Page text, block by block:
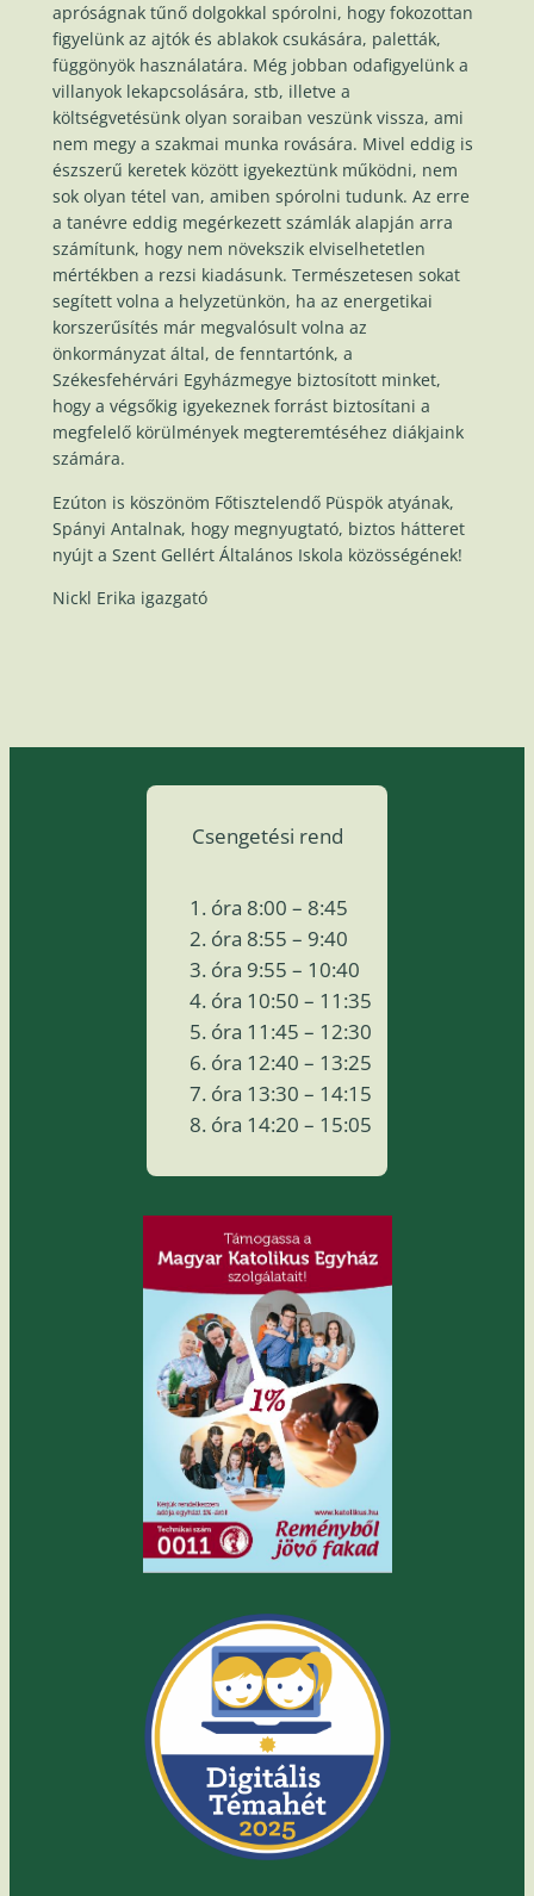
apróságnak tűnő dolgokkal spórolni, hogy fokozottan
figyelünk az ajtók és ablakok csukására, paletták,
függönyök használatára. Még jobban odafigyelünk a
villanyok lekapcsolására, stb, illetve a
költségvetésünk olyan soraiban veszünk vissza, ami
nem megy a szakmai munka rovására. Mivel eddig is
észszerű keretek között igyekeztünk működni, nem
sok olyan tétel van, amiben spórolni tudunk. Az erre
a tanévre eddig megérkezett számlák alapján arra
számítunk, hogy nem növekszik elviselhetetlen
mértékben a rezsi kiadásunk. Természetesen sokat
segített volna a helyzetünkön, ha az energetikai
korszerűsítés már megvalósult volna az
önkormányzat által, de fenntartónk, a
Székesfehérvári Egyházmegye biztosított minket,
hogy a végsőkig igyekeznek forrást biztosítani a
megfelelő körülmények megteremtéséhez diákjaink
számára.
Ezúton is köszönöm Főtisztelendő Püspök atyának,
Spányi Antalnak, hogy megnyugtató, biztos hátteret
nyújt a Szent Gellért Általános Iskola közösségének!
Nickl Erika igazgató
Csengetési rend
óra 8:00 – 8:45
óra 8:55 – 9:40
óra 9:55 – 10:40
óra 10:50 – 11:35
óra 11:45 – 12:30
óra 12:40 – 13:25
óra 13:30 – 14:15
óra 14:20 – 15:05